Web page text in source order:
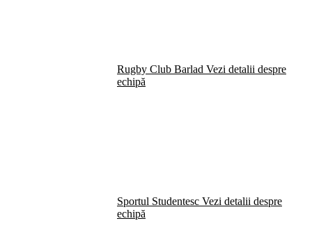
Rugby Club Barlad Vezi detalii despre
echipă
Sportul Studentesc Vezi detalii despre
echipă